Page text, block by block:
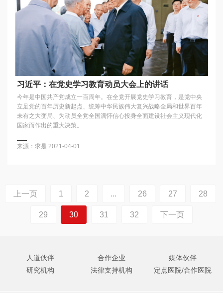
习近平：在党史学习教育动员大会上的讲话
今年是中国共产党成立一百周年。在全党开展党史学习教育，是党中央
立足党的百年历史新起点、统筹中华民族伟大复兴战略全局和世界百年
未有之大变局、为动员全党全国满怀信心投身全面建设社会主义现代化
国家而作出的重大决策。
来源：求是 2021-04-01
上一页 1 2 ... 26 27 28
29 30 31 32 下一页
人道伙伴 合作企业
媒体伙伴
研究机构
法律支持机构 定点医院/合作医院